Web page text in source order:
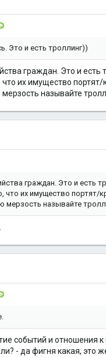
Это и есть троллинг))
граждан. Это и есть
их имущество портят/
называйте
граждан. Это и есть
что их имущество портят/
называйте
событий и отношения
- да фигня какая, это